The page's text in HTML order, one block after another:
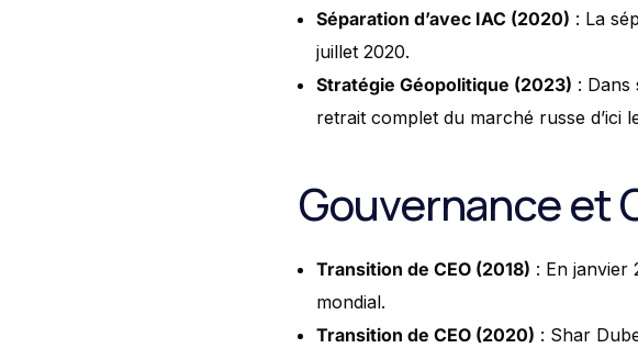
Séparation d’avec IAC (2020) : La
juillet 2020.
Stratégie Géopolitique (2023) :
retrait complet du marché russe d’ici
Gouvernance et
Transition de CEO (2018) : En janvier
mondial.
Transition de CEO (2020) : Shar